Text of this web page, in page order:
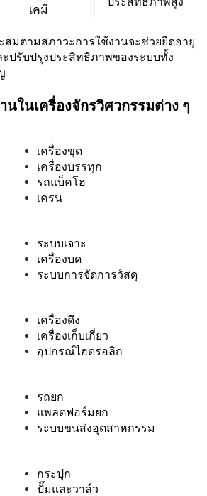
เคมี
สมตามสภาวะการใช้งานจะช่วยยืดอายุ
ปรับปรุงประสิทธิภาพของระบบทั้ง
นในเครื่องจักรวิศวกรรมต่าง ๆ
เครื่องขุด
เครื่องบรรทุก
รถแบ็คโฮ
เครน
ระบบเจาะ
เครื่องบด
ระบบการจัดการวัสดุ
เครื่องดึง
เครื่องเก็บเกี่ยว
อุปกรณ์ไฮดรอลิก
รถยก
แพลตฟอร์มยก
ระบบขนส่งอุตสาหกรรม
กระปุก
ปั๊มและวาล์ว